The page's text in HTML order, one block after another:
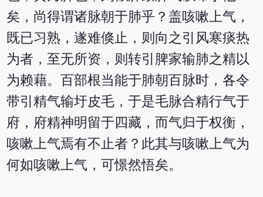
矣，尚得谓诸脉朝于肺乎？盖咳嗽上气，
既已习熟，遂难倏止，则向之引风寒痰热
为者，至无所资，则转引脾家输肺之精以
为赖藉。百部根当能于肺朝百脉时，各令
带引精气输圩皮毛，于是毛脉合精行气于
府，府精神明留于四藏，而气归于权衡，
咳嗽上气焉有不止者？此其与咳嗽上气为
何如咳嗽上气，可憬然悟矣。